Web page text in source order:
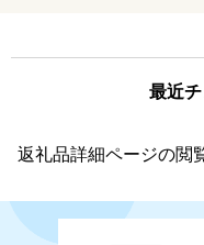
最近
返礼品詳細ページの閲